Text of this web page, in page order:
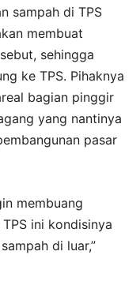
sampah di TPS
membuat
sehingga
ke TPS. Pihaknya
bagian pinggir
yang nantinya
pasar
membuang
ini kondisinya
di luar,”